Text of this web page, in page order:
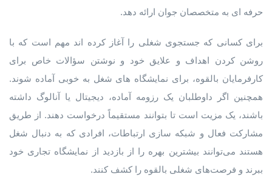
حرفه ای به متخصصان جوان ارائه دهد.
برای کسانی که جستجوی شغلی را آغاز کرده اند مهم است که با
روشن کردن اهداف و علایق خود و نوشتن سؤالات خاص برای
کارفرمایان بالقوه، برای نمایشگاه های شغل به خوبی آماده شوند.
همچنین اگر داوطلبان یک رزومه آماده، دیجیتال یا آنالوگ داشته
باشند، یک مزیت است تا بتوانند مستقیماً درخواست دهند. از طریق
مشارکت فعال و شبکه ‌سازی ارتباطات، افرادی که به دنبال شغل
هستند می‌توانند بیشترین بهره را از بازدید از نمایشگاه تجاری خود
ببرند و فرصت‌های شغلی بالقوه را کشف کنند.